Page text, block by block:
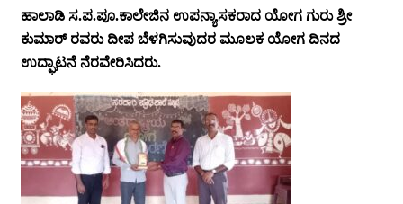
ಹಾಲಾಡಿ ಸ.ಪ.ಪೂ.ಕಾಲೇಜಿನ ಉಪನ್ಯಾಸಕರಾದ ಯೋಗ ಗುರು ಶ್ರೀ
ಕುಮಾರ್‌ ರವರು ದೀಪ ಬೆಳಗಿಸುವುದರ ಮೂಲಕ ಯೋಗ ದಿನದ
ಉದ್ಘಾಟನೆ ನೆರವೇರಿಸಿದರು.